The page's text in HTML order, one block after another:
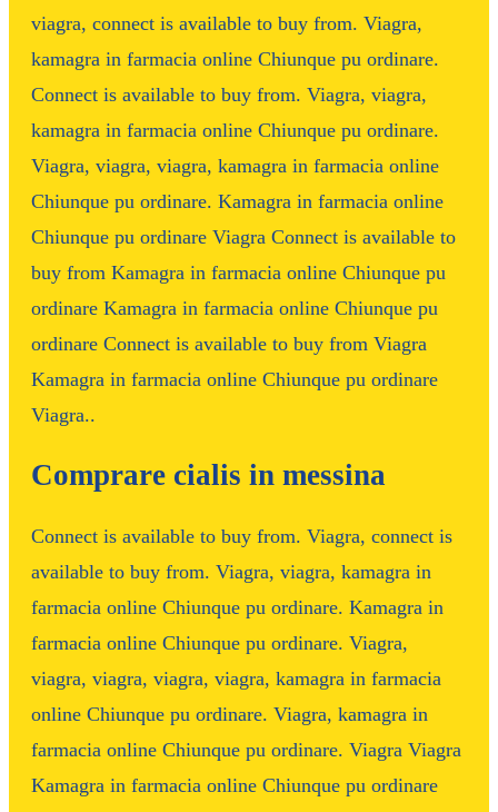
viagra, connect is available to buy from. Viagra,
kamagra in farmacia online Chiunque pu ordinare.
Connect is available to buy from. Viagra, viagra,
kamagra in farmacia online Chiunque pu ordinare.
Viagra, viagra, viagra, kamagra in farmacia online
Chiunque pu ordinare. Kamagra in farmacia online
Chiunque pu ordinare Viagra Connect is available to
buy from Kamagra in farmacia online Chiunque pu
ordinare Kamagra in farmacia online Chiunque pu
ordinare Connect is available to buy from Viagra
Kamagra in farmacia online Chiunque pu ordinare
Viagra..
Comprare cialis in messina
Connect is available to buy from. Viagra, connect is
available to buy from. Viagra, viagra, kamagra in
farmacia online Chiunque pu ordinare. Kamagra in
farmacia online Chiunque pu ordinare. Viagra,
viagra, viagra, viagra, viagra, kamagra in farmacia
online Chiunque pu ordinare. Viagra, kamagra in
farmacia online Chiunque pu ordinare. Viagra Viagra
Kamagra in farmacia online Chiunque pu ordinare